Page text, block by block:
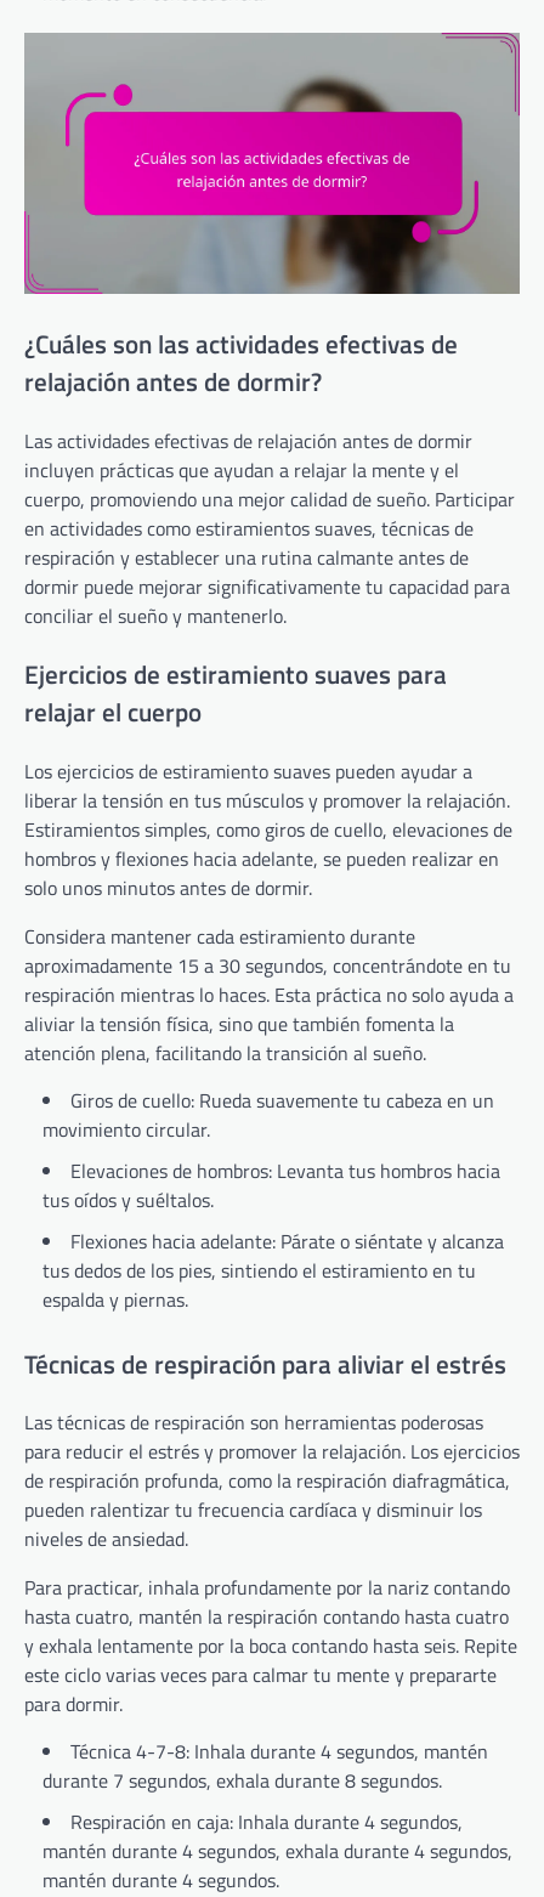
¿Cuáles son las actividades efectivas de
relajación antes de dormir?
Las actividades efectivas de relajación antes de dormir
incluyen prácticas que ayudan a relajar la mente y el
cuerpo, promoviendo una mejor calidad de sueño. Participar
en actividades como estiramientos suaves, técnicas de
respiración y establecer una rutina calmante antes de
dormir puede mejorar significativamente tu capacidad para
conciliar el sueño y mantenerlo.
Ejercicios de estiramiento suaves para
relajar el cuerpo
Los ejercicios de estiramiento suaves pueden ayudar a
liberar la tensión en tus músculos y promover la relajación.
Estiramientos simples, como giros de cuello, elevaciones de
hombros y flexiones hacia adelante, se pueden realizar en
solo unos minutos antes de dormir.
Considera mantener cada estiramiento durante
aproximadamente 15 a 30 segundos, concentrándote en tu
respiración mientras lo haces. Esta práctica no solo ayuda a
aliviar la tensión física, sino que también fomenta la
atención plena, facilitando la transición al sueño.
Giros de cuello: Rueda suavemente tu cabeza en un
movimiento circular.
Elevaciones de hombros: Levanta tus hombros hacia
tus oídos y suéltalos.
Flexiones hacia adelante: Párate o siéntate y alcanza
tus dedos de los pies, sintiendo el estiramiento en tu
espalda y piernas.
Técnicas de respiración para aliviar el estrés
Las técnicas de respiración son herramientas poderosas
para reducir el estrés y promover la relajación. Los ejercicios
de respiración profunda, como la respiración diafragmática,
pueden ralentizar tu frecuencia cardíaca y disminuir los
niveles de ansiedad.
Para practicar, inhala profundamente por la nariz contando
hasta cuatro, mantén la respiración contando hasta cuatro
y exhala lentamente por la boca contando hasta seis. Repite
este ciclo varias veces para calmar tu mente y prepararte
para dormir.
Técnica 4-7-8: Inhala durante 4 segundos, mantén
durante 7 segundos, exhala durante 8 segundos.
Respiración en caja: Inhala durante 4 segundos,
mantén durante 4 segundos, exhala durante 4 segundos,
mantén durante 4 segundos.